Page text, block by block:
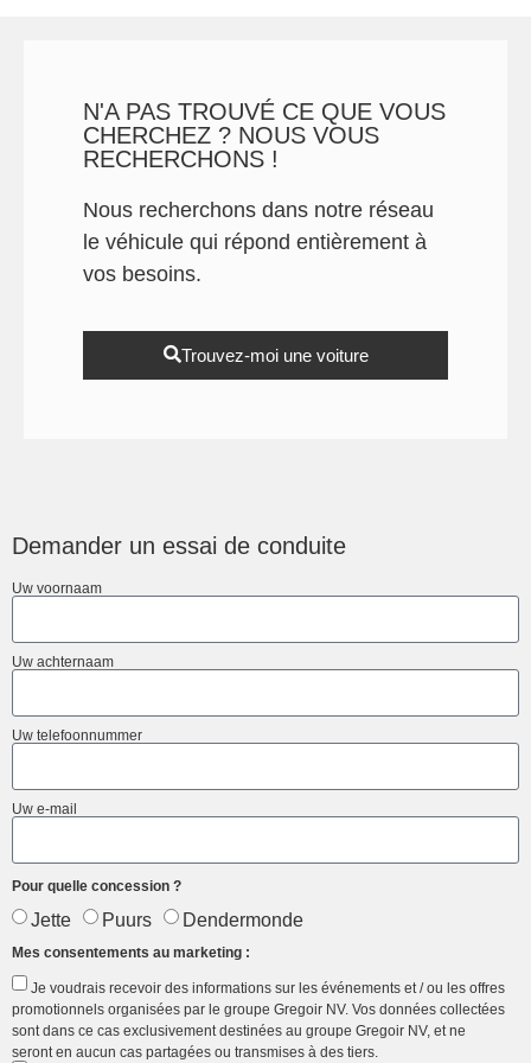
N'A PAS TROUVÉ CE QUE VOUS
CHERCHEZ ? NOUS VOUS
RECHERCHONS !
Nous recherchons dans notre réseau
le véhicule qui répond entièrement à
vos besoins.
Trouvez-moi une voiture
Demander un essai de conduite
Uw voornaam
Uw achternaam
Uw telefoonnummer
Uw e-mail
Pour quelle concession ?
Jette Puurs Dendermonde
Mes consentements au marketing :
Je voudrais recevoir des informations sur les événements et / ou les offres
promotionnels organisées par le groupe Gregoir NV. Vos données collectées
sont dans ce cas exclusivement destinées au groupe Gregoir NV, et ne
seront en aucun cas partagées ou transmises à des tiers.